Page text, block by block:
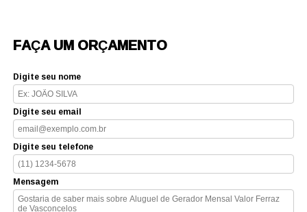
FAÇA UM ORÇAMENTO
Digite seu nome
Digite seu email
Digite seu telefone
Mensagem